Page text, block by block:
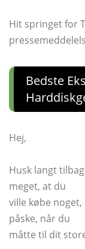
Hit springet for
Bedste
Hej,
Husk langt
meget, at du
ville købe
påske, når du
måtte til dit